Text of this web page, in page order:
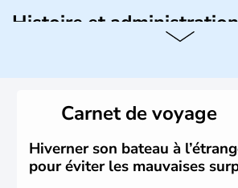
Histoire et administration
l'invention des Jeux Olympiques en
mars 1820 sonne le début de la
aujourd'hui date de la fête nationale
est définitivement reconnue comme
partir de 1830.
Carnet de voyage
Hiverner son bateau à
pour éviter les mauvaises